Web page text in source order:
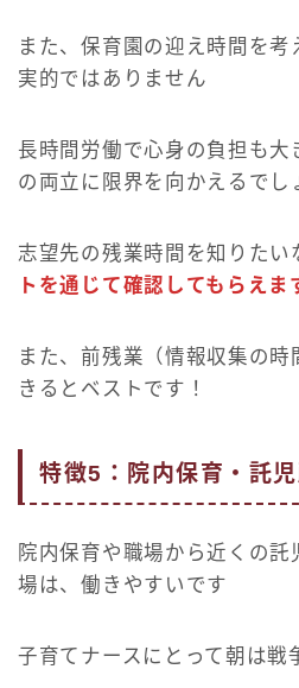
また、保育園の迎え時間を考
実的ではありません
長時間労働で心身の負担も大
の両立に限界を向かえるでし
志望先の残業時間を知りたい
トを通じて確認してもらえま
また、前残業（情報収集の時
きるとベストです！
特徴5：院内保育・託
院内保育や職場から近くの
場は、働きやすいです
子育てナースにとって朝は戦